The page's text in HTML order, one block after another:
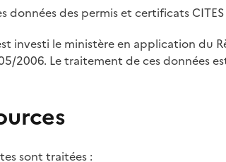
des permis et certificats CITES
investi le ministère en application du
2006. Le traitement de ces
sont traitées :